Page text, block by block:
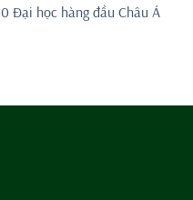
Đại học hàng đầu Châu Á